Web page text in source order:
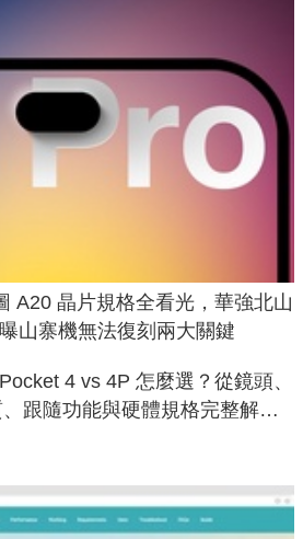
A20 晶片規格全看光，華強北山
山寨機無法復刻兩大關鍵
4 vs 4P 怎麼選？從鏡頭、
跟隨功能與硬體規格完整解
次看懂兩台差異